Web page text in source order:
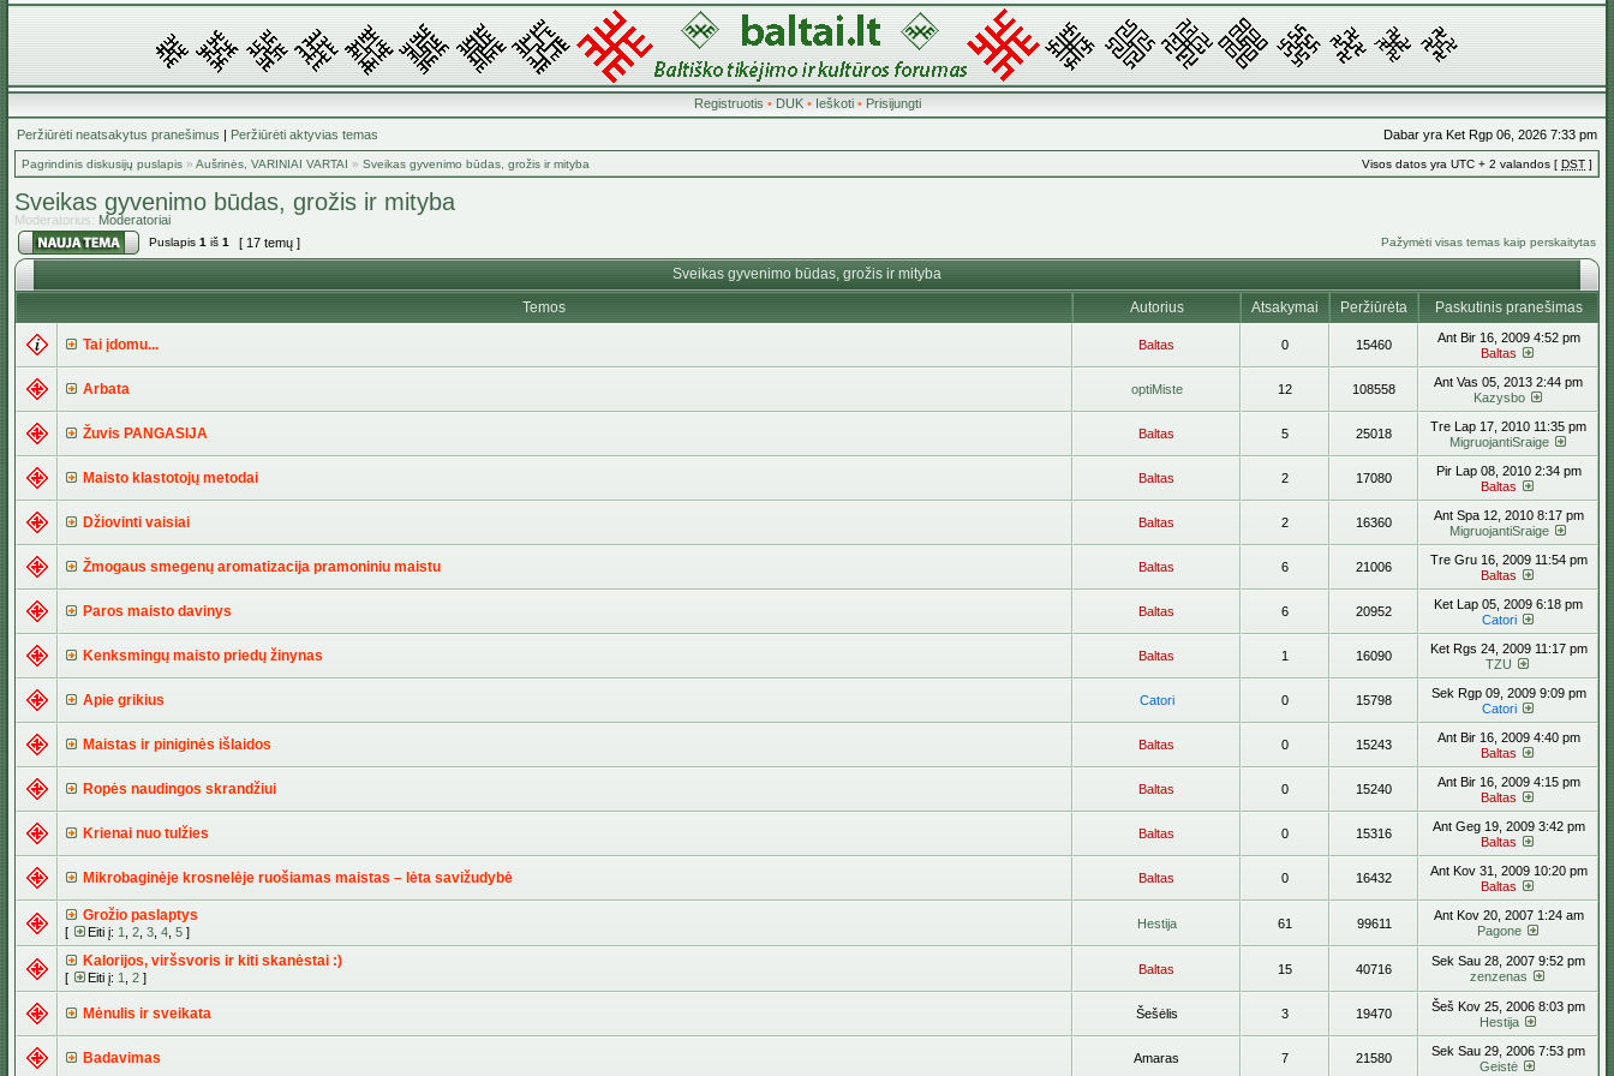
Registruotis • DUK• Ieškoti• Prisijungti
Peržiūrėti neatsakytus pranešimus | Peržiūrėti aktyvias temas Dabar yra Ket Rgp 06, 2026 7:33 pm
Pagrindinis diskusijų puslapis » Aušrinės, VARINIAI VARTAI » Sveikas gyvenimo būdas, grožis ir mityba Visos datos yra UTC + 2 valandos [ DST ]
Sveikas gyvenimo būdas, grožis ir mityba
Moderatorius: Moderatoriai
Puslapis 1 iš 1 [ 17 temų ] Pažymėti visas temas kaip perskaitytas
Sveikas gyvenimo būdas, grožis ir mityba
Temos
Autorius Atsakymai Peržiūrėta Paskutinis pranešimas
Tai įdomu... Baltas 0 15460
Ant Bir 16, 2009 4:52 pm
Baltas
Arbata optiMiste 12 108558
Ant Vas 05, 2013 2:44 pm
Kazysbo
Žuvis PANGASIJA Baltas 5 25018
Tre Lap 17, 2010 11:35 pm
MigruojantiSraige
Maisto klastotojų metodai Baltas 2 17080
Pir Lap 08, 2010 2:34 pm
Baltas
Džiovinti vaisiai Baltas 2 16360
Ant Spa 12, 2010 8:17 pm
MigruojantiSraige
Žmogaus smegenų aromatizacija pramoniniu maistu Baltas 6 21006
Tre Gru 16, 2009 11:54 pm
Baltas
Paros maisto davinys Baltas 6 20952
Ket Lap 05, 2009 6:18 pm
Catori
Kenksmingų maisto priedų žinynas Baltas 1 16090
Ket Rgs 24, 2009 11:17 pm
TZU
Apie grikius Catori 0 15798
Sek Rgp 09, 2009 9:09 pm
Catori
Maistas ir piniginės išlaidos Baltas 0 15243
Ant Bir 16, 2009 4:40 pm
Baltas
Ropės naudingos skrandžiui Baltas 0 15240
Ant Bir 16, 2009 4:15 pm
Baltas
Krienai nuo tulžies Baltas 0 15316
Ant Geg 19, 2009 3:42 pm
Baltas
Mikrobaginėje krosnelėje ruošiamas maistas – lėta savižudybė Baltas 0 16432
Ant Kov 31, 2009 10:20 pm
Baltas
Grožio paslaptys
[ Eiti į: 1 2 3 4 5 ]
Hestija 61 99611
Ant Kov 20, 2007 1:24 am
Pagone
Kalorijos, viršsvoris ir kiti skanėstai :)
[ Eiti į: 1 2 ]
Baltas 15 40716
Sek Sau 28, 2007 9:52 pm
zenzenas
Mėnulis ir sveikata Šešėlis 3 19470
Šeš Kov 25, 2006 8:03 pm
Hestija
Badavimas Amaras 7 21580
Sek Sau 29, 2006 7:53 pm
Geistė